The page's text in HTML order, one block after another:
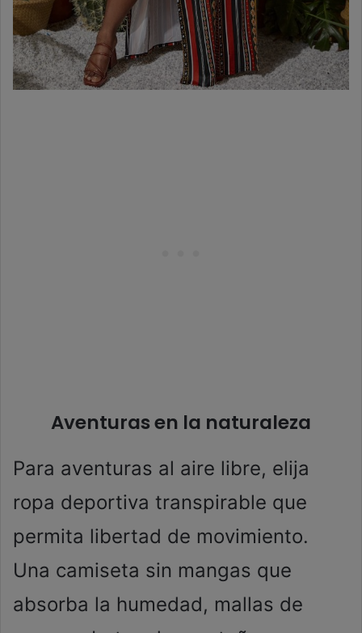
Aventuras en la naturaleza
Para aventuras al aire libre, elija
ropa deportiva transpirable que
permita libertad de movimiento.
Una camiseta sin mangas que
absorba la humedad, mallas de